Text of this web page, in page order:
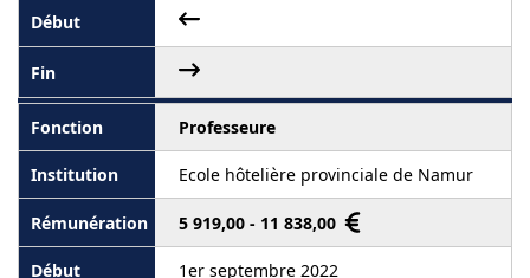
Professeure
Ecole hôtelière provinciale de Namur
5 919,00 - 11 838,00
1er septembre 2022